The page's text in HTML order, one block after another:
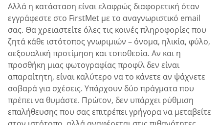
Αλλά η κατάσταση είναι ελαφρώς διαφορετική όταν
εγγράφεστε στο FirstMet με το αναγνωριστικό email
σας. Θα χρειαστείτε όλες τις κοινές πληροφορίες που
ζητά κάθε ιστότοπος γνωριμιών – όνομα, ηλικία, φύλο,
σεξουαλική προτίμηση και τοποθεσία. Αν και η
προσθήκη μιας φωτογραφίας προφίλ δεν είναι
απαραίτητη, είναι καλύτερο να το κάνετε αν ψάχνετε
σοβαρά για σχέσεις. Υπάρχουν δύο πράγματα που
πρέπει να θυμάστε. Πρώτον, δεν υπάρχει ρύθμιση
επαλήθευσης που σας επιτρέπει γρήγορα να μεταβείτε